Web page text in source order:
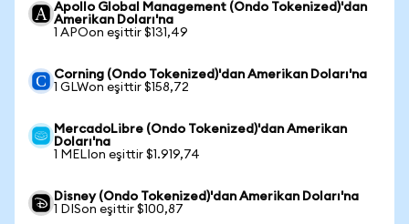
Apollo Global Management (Ondo Tokenized)'dan
Amerikan Doları'na
1 APOon eşittir $131,49
Corning (Ondo Tokenized)'dan Amerikan Doları'na
1 GLWon eşittir $158,72
MercadoLibre (Ondo Tokenized)'dan Amerikan
Doları'na
1 MELIon eşittir $1.919,74
Disney (Ondo Tokenized)'dan Amerikan Doları'na
1 DISon eşittir $100,87